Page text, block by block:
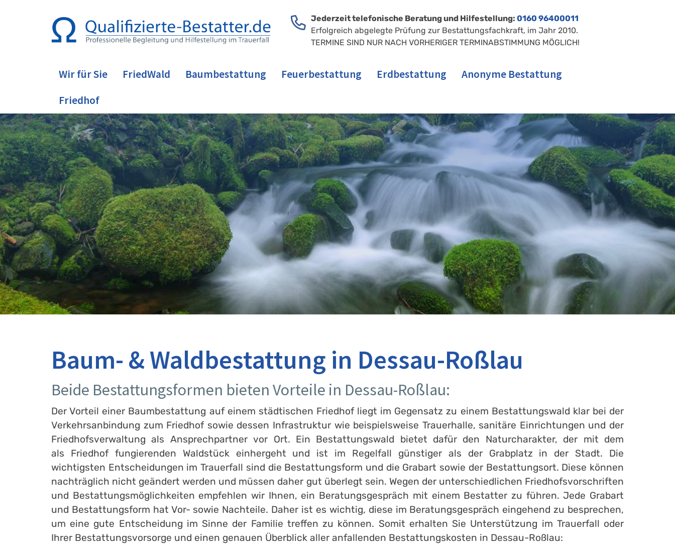
Jederzeit telefonische Beratung und Hilfestellung: 0160 96400011
Erfolgreich abgelegte Prüfung zur Bestattungsfachkraft, im Jahr 2010.
TERMINE SIND NUR NACH VORHERIGER TERMINABSTIMMUNG MÖGLICH!
Wir für Sie FriedWald Baumbestattung Feuerbestattung Erdbestattung
Anonyme Bestattung
Friedhof
Baum- & Waldbestattung in Dessau-Roßlau
Beide Bestattungsformen bieten Vorteile in Dessau-Roßlau:
Der Vorteil einer Baumbestattung auf einem städtischen Friedhof liegt im Gegensatz zu einem Bestattungswald klar bei der
Verkehrsanbindung zum Friedhof sowie dessen Infrastruktur wie beispielsweise Trauerhalle, sanitäre Einrichtungen und der
Friedhofsverwaltung als Ansprechpartner vor Ort. Ein Bestattungswald bietet dafür den Naturcharakter, der mit dem
als Friedhof fungierenden Waldstück einhergeht und ist im Regelfall günstiger als der Grabplatz in der Stadt. Die
wichtigsten Entscheidungen im Trauerfall sind die Bestattungsform und die Grabart sowie der Bestattungsort. Diese können
nachträglich nicht geändert werden und müssen daher gut überlegt sein. Wegen der unterschiedlichen Friedhofsvorschriften
und Bestattungsmöglichkeiten empfehlen wir Ihnen, ein Beratungsgespräch mit einem Bestatter zu führen. Jede Grabart
und Bestattungsform hat Vor- sowie Nachteile. Daher ist es wichtig, diese im Beratungsgespräch eingehend zu besprechen,
um eine gute Entscheidung im Sinne der Familie treffen zu können. Somit erhalten Sie Unterstützung im Trauerfall oder
Ihrer Bestattungsvorsorge und einen genauen Überblick aller anfallenden Bestattungskosten in Dessau-Roßlau: